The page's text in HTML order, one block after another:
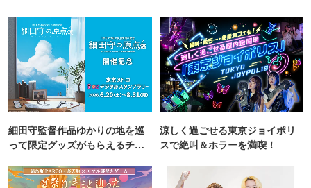
細田守監督作品ゆかりの地を巡
って限定グッズがもらえるチャ
涼しく過ごせる東京ジョイポリ
スで絶叫＆ホラーを満喫！